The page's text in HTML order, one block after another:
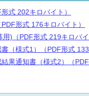
式 202キロバイト）
形式 176キロバイト）
)（PDF形式 219キロバイ
（様式1）（PDF形式 133
果通知書（様式2）（